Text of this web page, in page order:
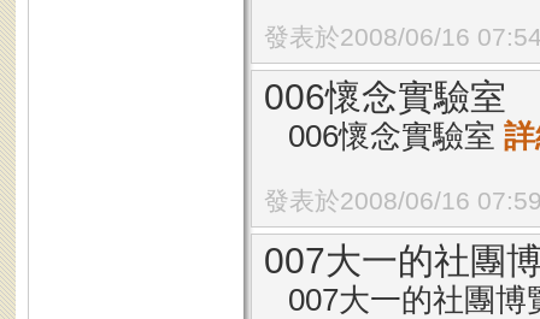
發表於2008/06/16
006懷念實驗室
006懷念實驗室
發表於2008/06/16
007大一的社團
007大一的社團